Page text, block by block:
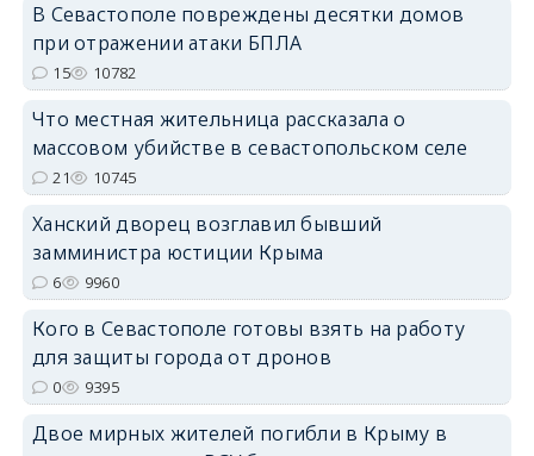
В Севастополе повреждены десятки домов
при отражении атаки БПЛА
15 10782
Что местная жительница рассказала о
массовом убийстве в севастопольском селе
21 10745
Ханский дворец возглавил бывший
замминистра юстиции Крыма
6 9960
Кого в Севастополе готовы взять на работу
для защиты города от дронов
0 9395
Двое мирных жителей погибли в Крыму в